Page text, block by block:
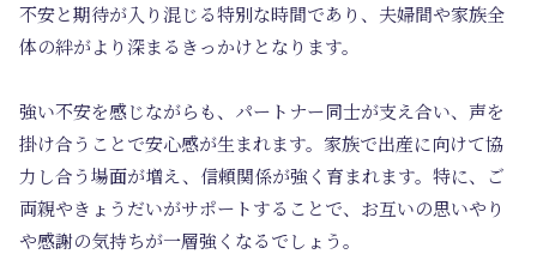
不安と期待が入り混じる特別な時間であり、夫婦間や家族全
体の絆がより深まるきっかけとなります。
強い不安を感じながらも、パートナー同士が支え合い、声を
掛け合うことで安心感が生まれます。家族で出産に向けて協
力し合う場面が増え、信頼関係が強く育まれます。特に、ご
両親やきょうだいがサポートすることで、お互いの思いやり
や感謝の気持ちが一層強くなるでしょう。